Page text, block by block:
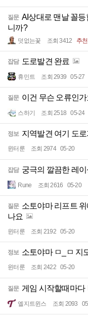
질문 AI상대로 맨날 꼴
니까?
덧없는꽃 조회 3412 추천
잡담 도로발견 완료
휴민트 조회 2939 05-27
질문 이건 무슨 오류인가
스하기 조회 2518 05-24
정보 지역발견 여기 도로
윈터룬 조회 2974 05-20
잡담 궁극의 깔끔한 레이
Rune 조회 2616 05-20
질문 소토야마 리프트
나요
윈터룬 조회 2192 05-20
정보 소토야마 ㅁ_ㅁ 지
윈터룬 조회 2422 05-20
질문 게임 시작할때마다
엘지트윈스 조회 2093